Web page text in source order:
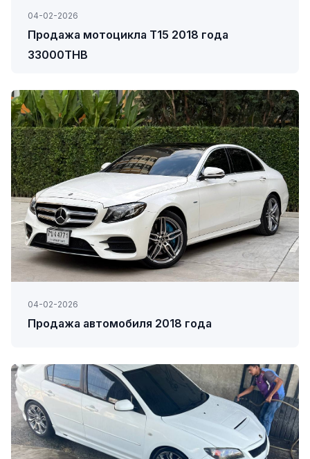
04-02-2026
Продажа мотоцикла Т15 2018 года
33000THB
04-02-2026
Продажа автомобиля 2018 года